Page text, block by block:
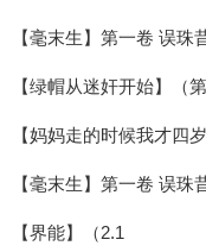
【毫末生】第一卷 误珠
【绿帽从迷奸开始】（
【妈妈走的时候我才四
【毫末生】第一卷 误珠
【界能】（2.1